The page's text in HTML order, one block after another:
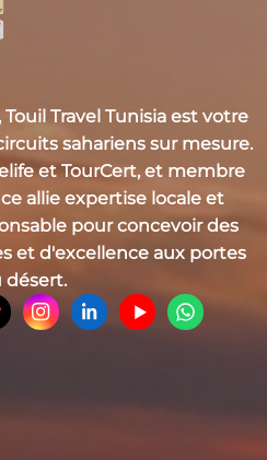
Touil Travel Tunisia est votre
sahariens sur mesure.
et TourCert, et membre
allie expertise locale et
pour concevoir des
et d'excellence aux portes
désert.